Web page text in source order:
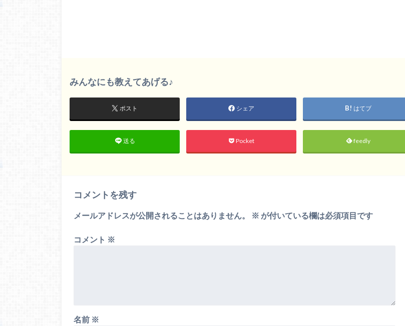
みんなにも教えてあげる♪
ポスト シェア はてブ
送る Pocket feedly
コメントを残す
メールアドレスが公開されることはありません。 ※ が付いている欄は必須項目です
コメント ※
名前 ※